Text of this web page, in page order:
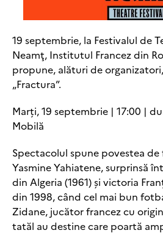
19 septembrie, la Festivalul de
Neamţ, Institutul Francez din
propune, alături de
„Fractura”.
Marți, 19 septembrie | 17:00 |
Mobilă
Spectacolul spune povestea
Yasmine Yahiatene, surprinsă
din Algeria (1961) și victoria
din 1998, când cel mai bun
Zidane, jucător francez cu
tatăl au destine care poartă